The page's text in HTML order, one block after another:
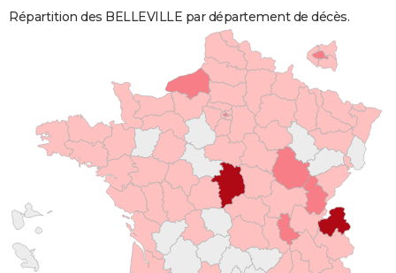
Répartition des BELLEVILLE par département de décès.